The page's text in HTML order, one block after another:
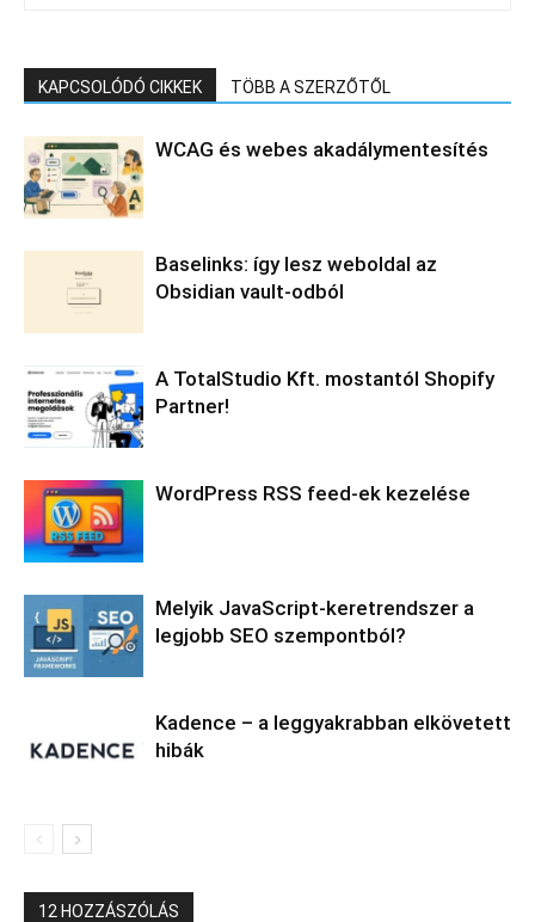
KAPCSOLÓDÓ CIKKEK TÖBB A SZERZŐTŐL
WCAG és webes akadálymentesítés
Baselinks: így lesz weboldal az
Obsidian vault-odból
A TotalStudio Kft. mostantól Shopify
Partner!
WordPress RSS feed-ek kezelése
Melyik JavaScript-keretrendszer a
legjobb SEO szempontból?
Kadence – a leggyakrabban elkövetett
hibák
12 HOZZÁSZÓLÁS